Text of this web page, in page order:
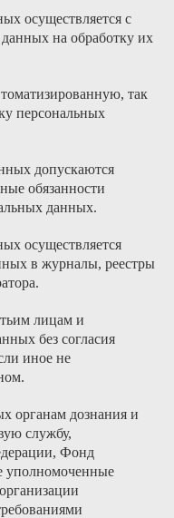
осуществляется с
на обработку их
так
персональных
допускаются
обязанности
данных.
осуществляется
в журналы, реестры
лицам и
без согласия
иное не
органам дознания и
службу,
Фонд
уполномоченные